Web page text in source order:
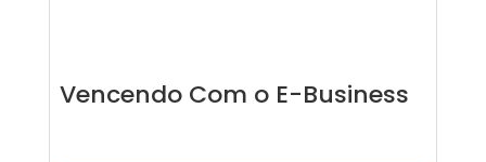
Vencendo Com o E-Business